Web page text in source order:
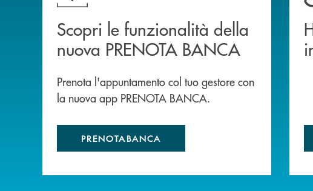
Scopri le funzionalità della
nuova PRENOTA BANCA
Prenota l'appuntamento col tuo gestore con
la nuova app PRENOTA BANCA.
PRENOTABANCA